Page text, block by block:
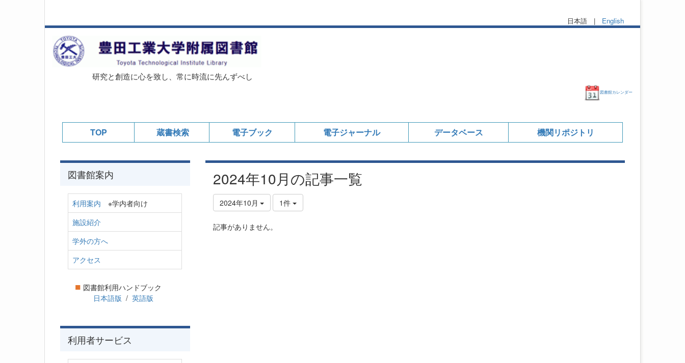
日本語 | English
研究と創造に心を致し、常に時流に先んずべし
図書館カレンダー
TOP 蔵書検索 電子ブック 電子ジャーナル データベース 機関リポジトリ
2024年10月の記事一覧
2024年10月 1件
記事がありません。
図書館案内
利用案内 ※学内者向け
施設紹介
学外の方へ
アクセス
■ 図書館利用ハンドブック
日本語版 / 英語版
利用者サービス